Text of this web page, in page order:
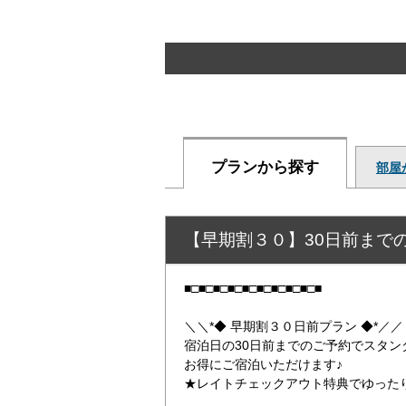
プランから探す 部屋
【早期割３０】30日前ま
■□■□■□■□■□■□■□■□■□■
＼＼*◆ 早期割３０日前プラン ◆*／／
宿泊日の30日前までのご予約でスタ
お得にご宿泊いただけます♪
★レイトチェックアウト特典でゆっ